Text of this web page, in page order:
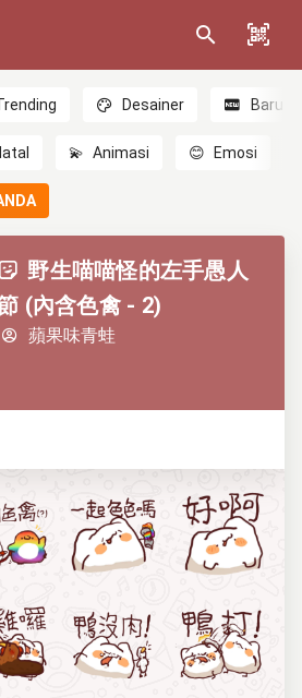
Desainer Baru
💫 Animasi 😊 Emosi
野生喵喵怪的左手愚人
(內含色禽 - 2)
蘋果味青蛙